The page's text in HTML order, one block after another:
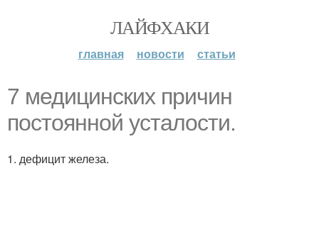
ЛАЙФХАКИ
главная новости статьи
7 медицинских причин
постоянной усталости.
1. дефицит железа.